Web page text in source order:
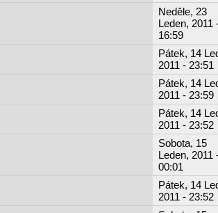
Neděle, 23
Leden, 2011
16:59
Pátek, 14
2011 - 23:51
Pátek, 14
2011 - 23:59
Pátek, 14
2011 - 23:52
Sobota, 15
Leden, 2011
00:01
Pátek, 14
2011 - 23:52